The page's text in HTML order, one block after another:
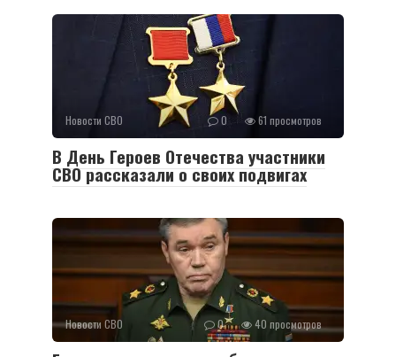
Новости СВО 0 61 просмотров
В День Героев Отечества участники
СВО рассказали о своих подвигах
Новости СВО 0 40 просмотров